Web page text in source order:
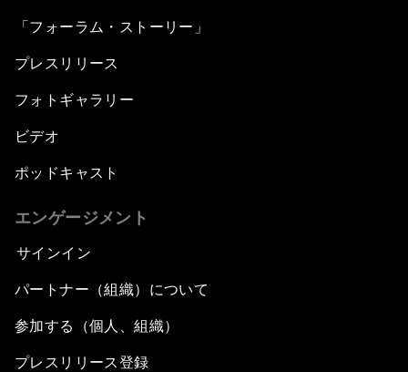
「フォーラム・ストーリー」
プレスリリース
フォトギャラリー
ビデオ
ポッドキャスト
エンゲージメント
サインイン
パートナー（組織）について
参加する（個人、組織）
プレスリリース登録